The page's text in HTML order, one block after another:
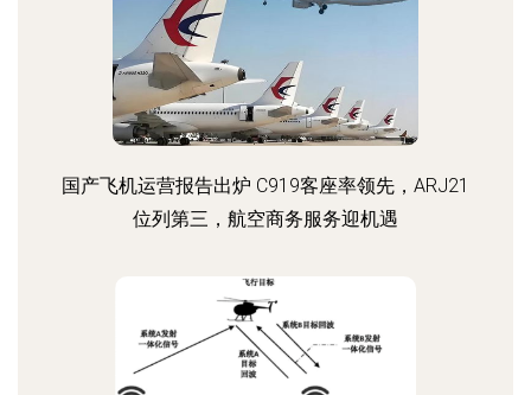
国产飞机运营报告出炉 C919客座率领先，ARJ21
位列第三，航空商务服务迎机遇